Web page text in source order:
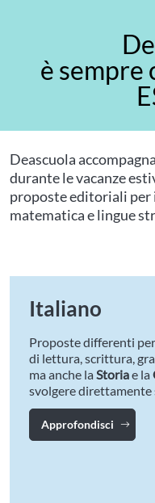
è sempre
Deascuola
durante le vacanze
proposte editoriali
matematica e lingue
Italiano
Proposte differenti
di lettura, scrittura,
ma anche la Storiae la
svolgere direttamente
Approfondisci